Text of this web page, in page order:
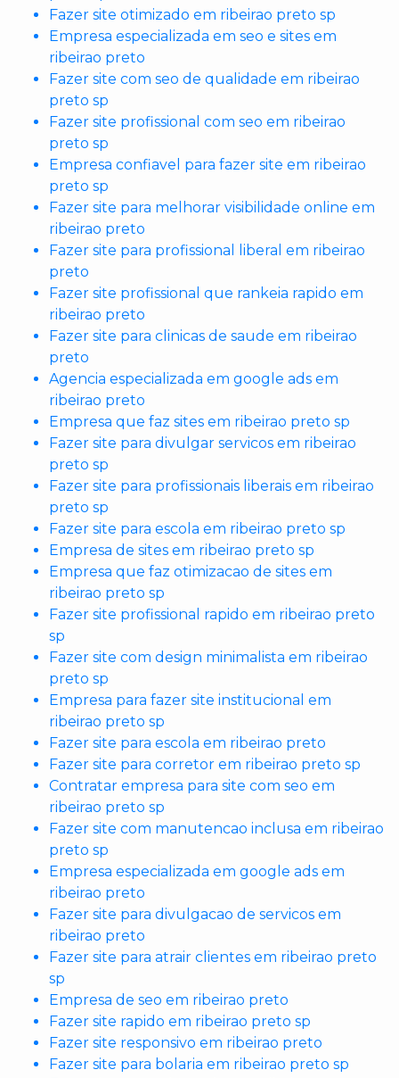
Fazer site otimizado em ribeirao preto sp
Empresa especializada em seo e sites em
ribeirao preto
Fazer site com seo de qualidade em ribeirao
preto sp
Fazer site profissional com seo em ribeirao
preto sp
Empresa confiavel para fazer site em ribeirao
preto sp
Fazer site para melhorar visibilidade online em
ribeirao preto
Fazer site para profissional liberal em ribeirao
preto
Fazer site profissional que rankeia rapido em
ribeirao preto
Fazer site para clinicas de saude em ribeirao
preto
Agencia especializada em google ads em
ribeirao preto
Empresa que faz sites em ribeirao preto sp
Fazer site para divulgar servicos em ribeirao
preto sp
Fazer site para profissionais liberais em ribeirao
preto sp
Fazer site para escola em ribeirao preto sp
Empresa de sites em ribeirao preto sp
Empresa que faz otimizacao de sites em
ribeirao preto sp
Fazer site profissional rapido em ribeirao preto
sp
Fazer site com design minimalista em ribeirao
preto sp
Empresa para fazer site institucional em
ribeirao preto sp
Fazer site para escola em ribeirao preto
Fazer site para corretor em ribeirao preto sp
Contratar empresa para site com seo em
ribeirao preto sp
Fazer site com manutencao inclusa em ribeirao
preto sp
Empresa especializada em google ads em
ribeirao preto
Fazer site para divulgacao de servicos em
ribeirao preto
Fazer site para atrair clientes em ribeirao preto
sp
Empresa de seo em ribeirao preto
Fazer site rapido em ribeirao preto sp
Fazer site responsivo em ribeirao preto
Fazer site para bolaria em ribeirao preto sp